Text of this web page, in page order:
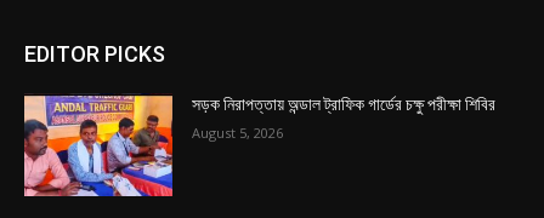
EDITOR PICKS
সড়ক নিরাপত্তায় অন্ডাল ট্রাফিক গার্ডের চক্ষু পরীক্ষা শিবির
August 5, 2026